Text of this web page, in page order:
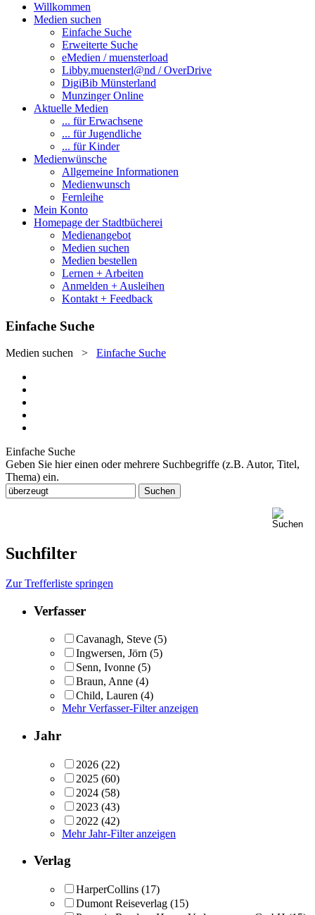
Willkommen
Medien suchen
Einfache Suche
Erweiterte Suche
eMedien / muensterload
Libby.muensterl@nd / OverDrive
DigiBib Münsterland
Munzinger Online
Aktuelle Medien
... für Erwachsene
... für Jugendliche
... für Kinder
Medienwünsche
Allgemeine Informationen
Medienwunsch
Fernleihe
Mein Konto
Homepage der Stadtbücherei
Medienangebot
Medien suchen
Medien bestellen
Lernen + Arbeiten
Anmelden + Ausleihen
Kontakt + Feedback
Einfache Suche
Medien suchen > Einfache Suche
Einfache Suche
Geben Sie hier einen oder mehrere Suchbegriffe (z.B. Autor, Titel,
Thema) ein.
Suchfilter
Zur Trefferliste springen
Verfasser
Cavanagh, Steve (5)
Ingwersen, Jörn (5)
Senn, Ivonne (5)
Braun, Anne (4)
Child, Lauren (4)
Mehr Verfasser-Filter anzeigen
Jahr
2026 (22)
2025 (60)
2024 (58)
2023 (43)
2022 (42)
Mehr Jahr-Filter anzeigen
Verlag
HarperCollins (17)
Dumont Reiseverlag (15)